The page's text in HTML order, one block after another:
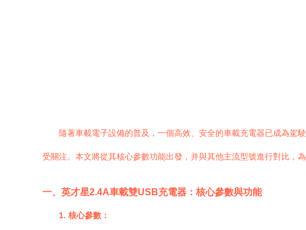
隨著車載電子設備的普及，一個高效、安全的車載充電器已成為駕
受關注。本文將從其核心參數功能出發，并與其他主流型號進行對比，
一、英才星2.4A車載雙USB充電器：核心參數與功能
1. 核心參數：